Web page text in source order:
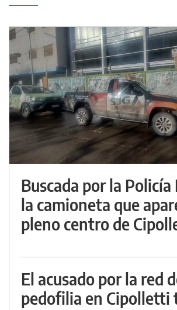
Buscada por la Policía
la camioneta que
pleno centro de
El acusado por la red
pedofilia en Cipolletti